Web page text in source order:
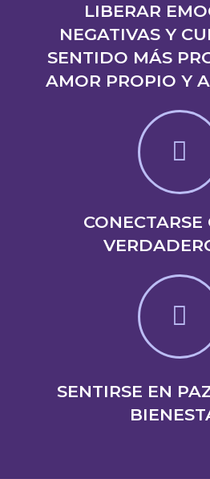
LIBERAR
NEGATIVAS Y
SENTIDO MÁS
AMOR PROPIO Y
CONECTARSE
SENTIRSE EN